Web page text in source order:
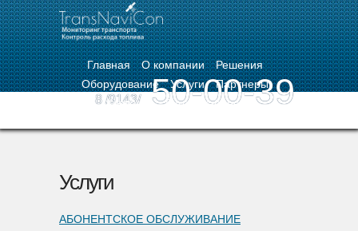
8 /9143/50-00-39
Главная О компании
Решения
Оборудование
Услуги
Партнеры
Контакты
Вход в кабинет
Услуги
АБОНЕНТСКОЕ ОБСЛУЖИВАНИЕ